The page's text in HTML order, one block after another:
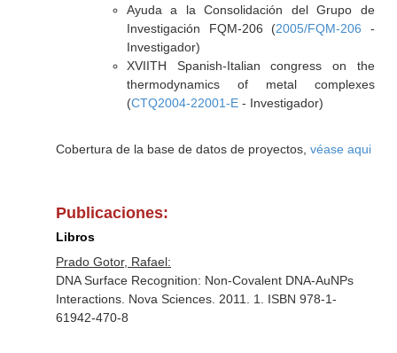
Ayuda a la Consolidación del Grupo de
Investigación FQM-206 (2005/FQM-206 -
Investigador)
XVIITH Spanish-Italian congress on the
thermodynamics of metal complexes
(CTQ2004-22001-E- Investigador)
Cobertura de la base de datos de proyectos, véase aqui
Publicaciones:
Libros
Prado Gotor, Rafael:
DNA Surface Recognition: Non-Covalent DNA-AuNPs
Interactions. Nova Sciences. 2011. 1. ISBN 978-1-
61942-470-8